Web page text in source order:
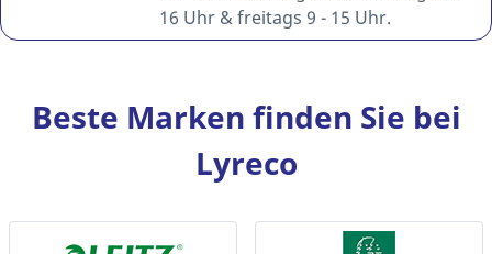
16 Uhr & freitags 9 - 15 Uhr.
Beste Marken finden Sie bei
Lyreco